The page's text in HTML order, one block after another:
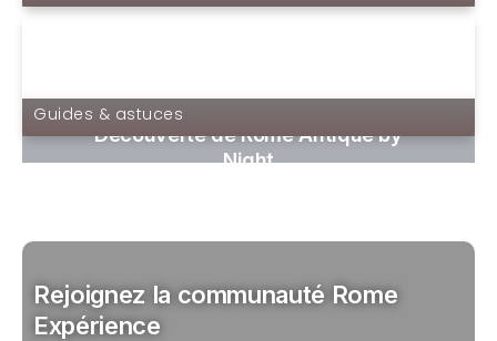
Guides & astuces
Découverte de Rome Antique by
Night
Rejoignez la communauté Rome
Expérience